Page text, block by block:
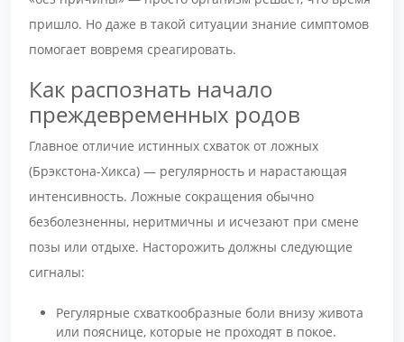
пришло. Но даже в такой ситуации знание симптомов
помогает вовремя среагировать.
Как распознать начало
преждевременных родов
Главное отличие истинных схваток от ложных
(Брэкстона-Хикса) — регулярность и нарастающая
интенсивность. Ложные сокращения обычно
безболезненны, неритмичны и исчезают при смене
позы или отдыхе. Насторожить должны следующие
сигналы:
Регулярные схваткообразные боли внизу живота
или пояснице, которые не проходят в покое.